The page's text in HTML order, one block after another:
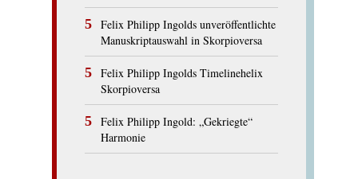
Felix Philipp Ingolds unveröffentlichte
Manuskriptauswahl in Skorpioversa
Felix Philipp Ingolds Timelinehelix
Skorpioversa
Felix Philipp Ingold: „Gekriegte“
Harmonie